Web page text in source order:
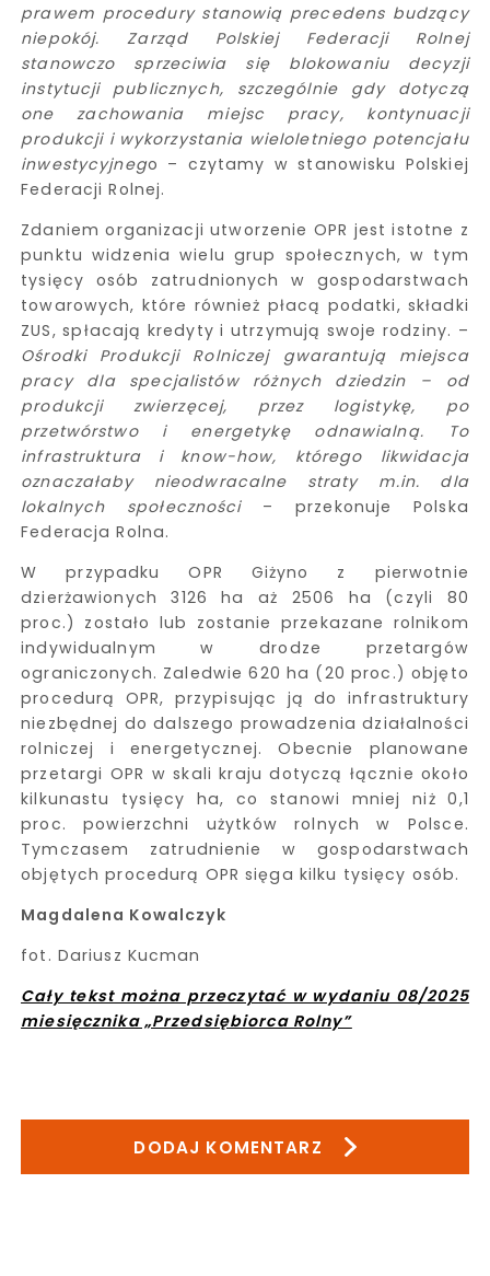
prawem procedury stanowią precedens budzący
niepokój. Zarząd Polskiej Federacji Rolnej
stanowczo sprzeciwia się blokowaniu decyzji
instytucji publicznych, szczególnie gdy dotyczą
one zachowania miejsc pracy, kontynuacji
produkcji i wykorzystania wieloletniego potencjału
inwestycyjnego – czytamy w stanowisku Polskiej
Federacji Rolnej.
Zdaniem organizacji utworzenie OPR jest istotne z
punktu widzenia wielu grup społecznych, w tym
tysięcy osób zatrudnionych w gospodarstwach
towarowych, które również płacą podatki, składki
ZUS, spłacają kredyty i utrzymują swoje rodziny. –
Ośrodki Produkcji Rolniczej gwarantują miejsca
pracy dla specjalistów różnych dziedzin – od
produkcji zwierzęcej, przez logistykę, po
przetwórstwo i energetykę odnawialną. To
infrastruktura i know-how, którego likwidacja
oznaczałaby nieodwracalne straty m.in. dla
lokalnych społeczności – przekonuje Polska
Federacja Rolna.
W przypadku OPR Giżyno z pierwotnie
dzierżawionych 3126 ha aż 2506 ha (czyli 80
proc.) zostało lub zostanie przekazane rolnikom
indywidualnym w drodze przetargów
ograniczonych. Zaledwie 620 ha (20 proc.) objęto
procedurą OPR, przypisując ją do infrastruktury
niezbędnej do dalszego prowadzenia działalności
rolniczej i energetycznej. Obecnie planowane
przetargi OPR w skali kraju dotyczą łącznie około
kilkunastu tysięcy ha, co stanowi mniej niż 0,1
proc. powierzchni użytków rolnych w Polsce.
Tymczasem zatrudnienie w gospodarstwach
objętych procedurą OPR sięga kilku tysięcy osób.
Magdalena Kowalczyk
fot. Dariusz Kucman
Cały tekst można przeczytać w wydaniu 08/2025
miesięcznika „Przedsiębiorca Rolny”
DODAJ KOMENTARZ